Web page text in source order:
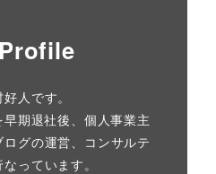
Profile
人です。
期退社後、個人事業主
グの運営、コンサルテ
っています。